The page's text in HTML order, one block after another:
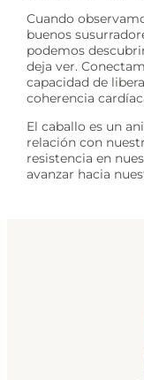
Cuando
buenos
podemos
deja ver.
capacidad de
coherencia
El caballo es un
relación con
resistencia en
avanzar hacia